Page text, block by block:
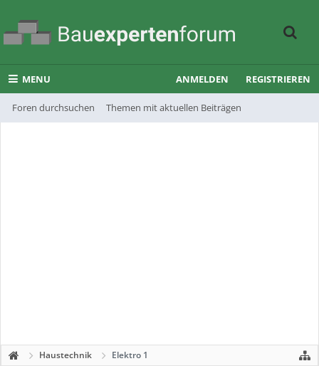
MENU
Foren durchsuchen Themen mit aktuellen Beiträgen
ANMELDEN REGISTRIEREN
Haustechnik Elektro 1